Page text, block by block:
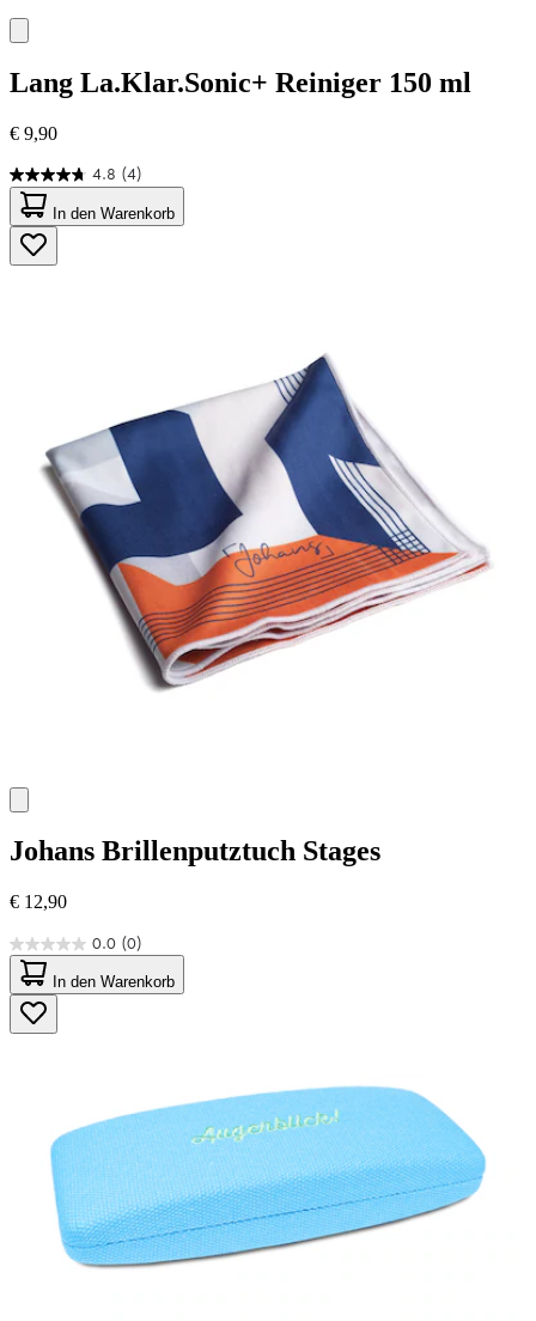
Lang La.Klar.Sonic+ Reiniger 150 ml
€ 9,90
4.8 (4)
4.8
von
5
Sternen.
4
In den Warenkorb
Johans Brillenputztuch Stages
€ 12,90
0.0 (0)
0.0
von
5
Sternen.
In den Warenkorb